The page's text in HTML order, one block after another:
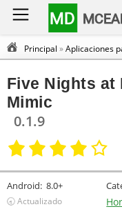
MD
Principal »Aplicaciones
Five Nights at
Mimic
0.1.9
Android: 8.0+
🕣 Actualizado